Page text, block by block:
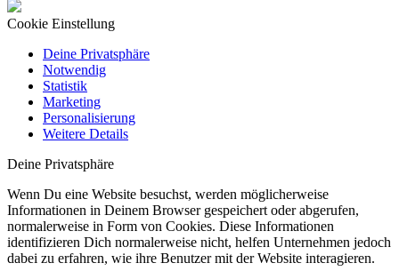
Cookie Einstellung
Deine Privatsphäre
Notwendig
Statistik
Marketing
Personalisierung
Weitere Details
Deine Privatsphäre
Wenn Du eine Website besuchst, werden möglicherweise
Informationen in Deinem Browser gespeichert oder abgerufen,
normalerweise in Form von Cookies. Diese Informationen
identifizieren Dich normalerweise nicht, helfen Unternehmen jedoch
dabei zu erfahren, wie ihre Benutzer mit der Website interagieren.